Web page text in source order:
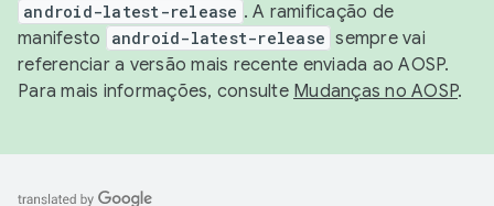
android-latest-release . A ramificação de
manifesto
android-latest-release sempre vai
referenciar a versão mais recente enviada ao AOSP.
Para mais informações, consulte Mudanças no AOSP.